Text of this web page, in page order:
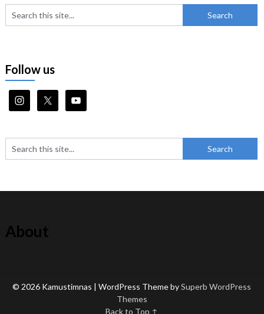
Follow us
About
© 2026 Kamustimnas | WordPress Theme bySuperb WordPress
Themes
Back to Top ↑